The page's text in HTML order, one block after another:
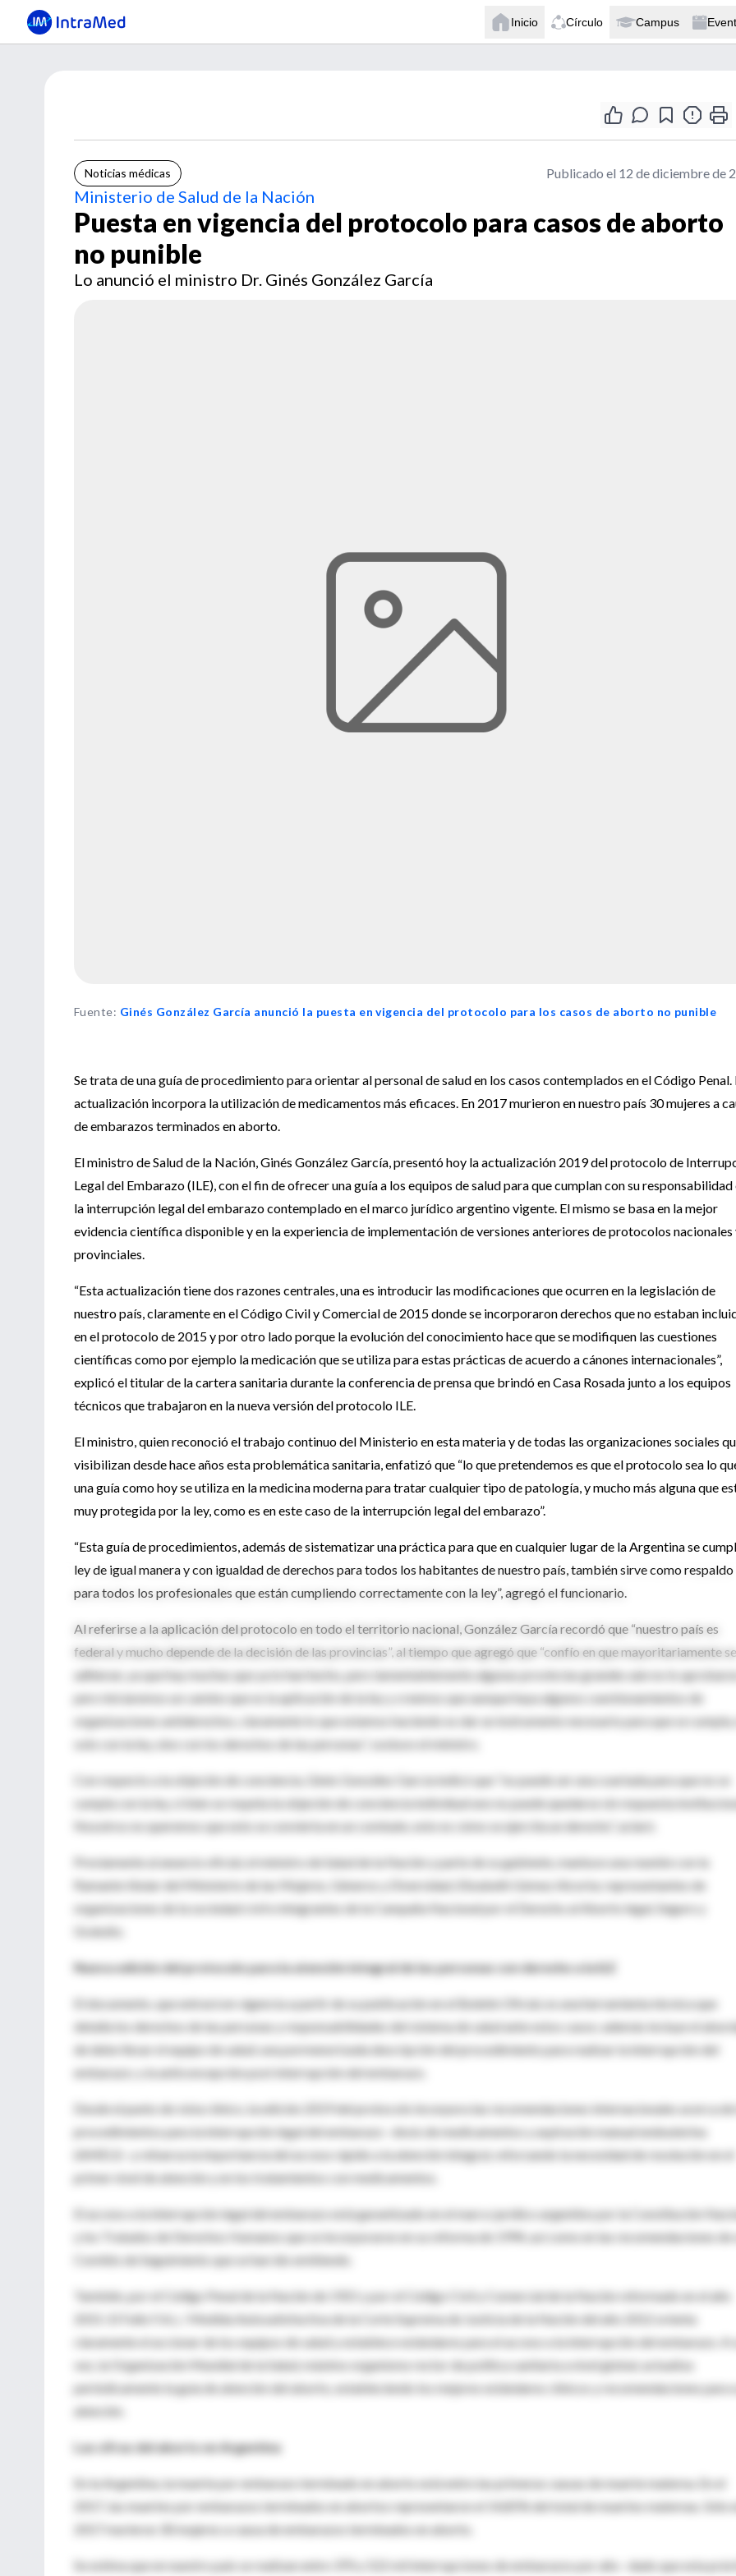
Inicio Círculo Campus
Noticias médicas Publicado el 12 de diciembre de
Ministerio de Salud de la Nación
Puesta en vigencia del protocolo para casos de aborto
no punible
Lo anunció el ministro Dr. Ginés González García
Fuente: Ginés González García anunció la puesta en vigencia del protocolo para los casos de aborto no punible
Se trata de una guía de procedimiento para orientar al personal de salud en los casos contemplados en el Código Penal.
actualización incorpora la utilización de medicamentos más eficaces. En 2017 murieron en nuestro país 30 mujeres a
de embarazos terminados en aborto.
El ministro de Salud de la Nación, Ginés González García, presentó hoy la actualización 2019 del protocolo de
Legal del Embarazo (ILE), con el fin de ofrecer una guía a los equipos de salud para que cumplan con su responsabilidad
la interrupción legal del embarazo contemplado en el marco jurídico argentino vigente. El mismo se basa en la mejor
evidencia científica disponible y en la experiencia de implementación de versiones anteriores de protocolos nacionales
provinciales.
“Esta actualización tiene dos razones centrales, una es introducir las modificaciones que ocurren en la legislación de
nuestro país, claramente en el Código Civil y Comercial de 2015 donde se incorporaron derechos que no estaban
en el protocolo de 2015 y por otro lado porque la evolución del conocimiento hace que se modifiquen las cuestiones
científicas como por ejemplo la medicación que se utiliza para estas prácticas de acuerdo a cánones internacionales”,
explicó el titular de la cartera sanitaria durante la conferencia de prensa que brindó en Casa Rosada junto a los equipos
técnicos que trabajaron en la nueva versión del protocolo ILE.
El ministro, quien reconoció el trabajo continuo del Ministerio en esta materia y de todas las organizaciones sociales
visibilizan desde hace años esta problemática sanitaria, enfatizó que “lo que pretendemos es que el protocolo sea lo
una guía como hoy se utiliza en la medicina moderna para tratar cualquier tipo de patología, y mucho más alguna que
muy protegida por la ley, como es en este caso de la interrupción legal del embarazo”.
“Esta guía de procedimientos, además de sistematizar una práctica para que en cualquier lugar de la Argentina se
ley de igual manera y con igualdad de derechos para todos los habitantes de nuestro país, también sirve como respaldo
para todos los profesionales que están cumpliendo correctamente con la ley”, agregó el funcionario.
Al referirse a la aplicación del protocolo en todo el territorio nacional, González García recordó que “nuestro país es
federal y mucho depende de la decisión de las provincias”, al tiempo que agregó que “confío en que mayoritariamente se
adhieran, ya que hay muchas que ya lo han hecho, pero lamentablemente algunas provincias grandes aún no lo
pero iniciaremos un camino que es la aplicación de la ley y creemos que aunque haya algunos cuestionamientos de
organizaciones antiderechos, claramente lo que estamos haciendo es dar un instrumento necesario para que se cumpla,
solo con la ley, sino con los derechos de las personas”, sostuvo el ministro.
Con respecto a la objeción de conciencia, Ginés González García indicó que “no puede ser una coartada para que no se
cumpla con la ley, si bien se respeta la objeción de conciencia individual uno no puede quedarse sin respuesta
Nosotros no queremos que esto se convierta en un combate, esto es cómo se ejercita un derecho”, aclaró.
Previamente al anuncio oficial, el ministro de Salud de la Nación y parte de su gabinete, mantuvo una reunión con la
flamante titular del Ministerio de las Mujeres, Géneros y Diversidad, Elizabeth Gómez Alcorta; representantes de
organizaciones de la sociedad civil e integrantes de la Campaña Nacional por el Derecho al Aborto legal, Seguro y
Gratuito.
Nueva edición del protocolo para la atención integral de las personas con derecho a la ILE
El documento, que entrará en vigencia a partir de su publicación en el Boletín Oficial, es una herramienta técnica que
detalla los derechos de las personas y responsabilidades del sistema de salud ante estos casos; además incluye el
de debe llevar el equipo de salud; una pormenorizada descripción del procedimiento para realizar la interrupción del
embarazo; y la anticoncepción post interrupción del embarazo.
Desde el punto de vista clínico, la edición 2019 del protocolo incorpora las recomendaciones internacionales acerca de
procedimientos para la interrupción legal del embarazo –dosis de medicamentos y aspiración manual endouterina
(AMEU)– y refuerza la importancia del acceso rápido a la atención integral, reforzando la necesidad de resolución en el
primer nivel de atención y en los tratamientos con medicamentos.
El acceso a la interrupción legal del embarazo está garantizado en el marco jurídico argentino por la Constitución
y los Tratados de Derechos Humanos que se incorporaron en su reforma de 1994, así como en las recomendaciones de
Comités de Seguimiento que se han ido emitiendo.
También, por el Código Penal de la Nación de 1921 y por el Código Civil y Comercial de la Nación reformado en el año
2015. El Fallo F.A.L / Medida Autosatisfactiva de la Corte Suprema de Justicia de la Nación del año 2012 orienta
claramente el accionar de los equipos de salud y establece estándares para el acceso a la interrupción del embarazo. A
vez, la Organización Mundial de la Salud, máximo organismo rector de política sanitaria a nivel global, actualiza
periódicamente la guía de atención del aborto, estableciendo los mejores estándares clínicos y recomendaciones para
atención.
Las cifras del aborto en Argentina
En la Argentina, la muerte por embarazo terminado en aborto está entre las primeras causas de muerte materna. En el
2017, las muertes por embarazos terminados en abortos representaron el 14,85% del total de muertes maternas. Sólo
2017 murieron 30 mujeres a causa de embarazos terminados en aborto.
Se estima que en nuestro país se realizan entre 370 y 522 mil interrupciones de embarazos por año –dado que esta